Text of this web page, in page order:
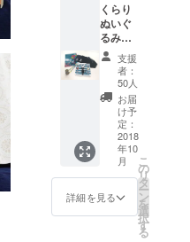
ツ１枚
（サイ
ズ選択
可能／
クラウ
ドファ
ンディ
ング限
定）※プ
ルダウ
ンにて
サイズ
を選択
くださ
くらり
ぬいぐ
るみ
（１
体） サ
ンクス
カード
１枚
（クラ
ウド
ファン
ディン
グ限定
／シリ
アルナ
支援
者：
50人
お届
け予
定：
2018
年10
月
詳細を見る
こ
の
リ
タ
ー
ン
を
選
択
す
る